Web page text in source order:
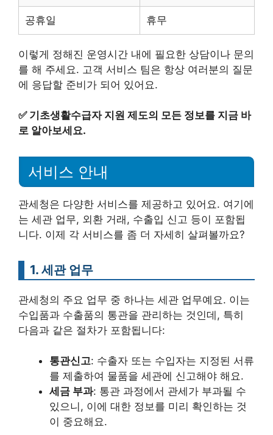
공휴일 휴무
이렇게 정해진 운영시간 내에 필요한 상담이나 문의
를 해 주세요. 고객 서비스 팀은 항상 여러분의 질문
에 응답할 준비가 되어 있어요.
✅ 기초생활수급자 지원 제도의 모든 정보를 지금 바
로 알아보세요.
서비스 안내
관세청은 다양한 서비스를 제공하고 있어요. 여기에
는 세관 업무, 외환 거래, 수출입 신고 등이 포함됩
니다. 이제 각 서비스를 좀 더 자세히 살펴볼까요?
1. 세관 업무
관세청의 주요 업무 중 하나는 세관 업무예요. 이는
수입품과 수출품의 통관을 관리하는 것인데, 특히
다음과 같은 절차가 포함됩니다:
통관신고: 수출자 또는 수입자는 지정된 서류
를 제출하여 물품을 세관에 신고해야 해요.
세금 부과: 통관 과정에서 관세가 부과될 수
있으니, 이에 대한 정보를 미리 확인하는 것
이 중요해요.